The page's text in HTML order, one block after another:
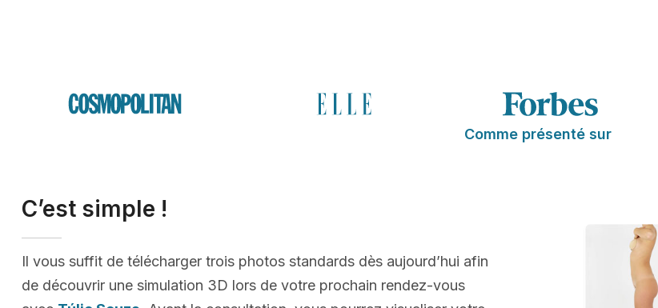
Comme présenté sur
C’est simple !
Il vous suffit de télécharger trois photos standards dès aujourd’hui afin
de découvrir une simulation 3D lors de votre prochain rendez-vous